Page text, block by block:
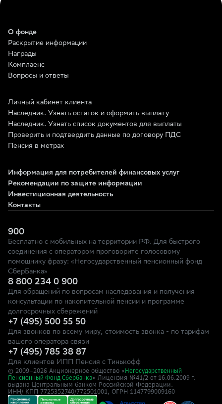
О фонде
Раскрытие информации
Награды
Комплаенс
Вопросы и ответы
Личный кабинет клиента
Наследник. Узнать остаток и оформить выплату
Наследник. Узнать список документов для выплаты
Проверить и подтвердить данные по договору ПДС
Пенсия в метрах
Информация для потребителей финансовых услуг
Рекомендации по защите информации
Инвестиционная деятельность
Контакты
900
Бесплатно с мобильных на территории РФ. Для быстрого
соединения с оператором проговорите голосовому
помощнику фразу: «Негосударственный пенсионный фонд
СберБанка»
8 800 234 0 900
Для обращений по вопросам наследования и получения
консультации по накопительной пенсии и программе
долгосрочных сбережений
+7 (495) 500 55 50
Для звонков по всему миру, стоимость звонка - по тарифам
вашего оператора связи
+7 (495) 785 38 87
Для клиентов ИПП Пенсия с Тинькофф
© 2009–2026 Акционерное общество « Негосударственный
Пенсионный Фонд Сбербанка» Лицензия №41/2 от 16.06.2009 г.
выдана Центральным банком Российской Федерации.
ИНН/ КПП 7725352740/772501001, ОГРН 1147799009160